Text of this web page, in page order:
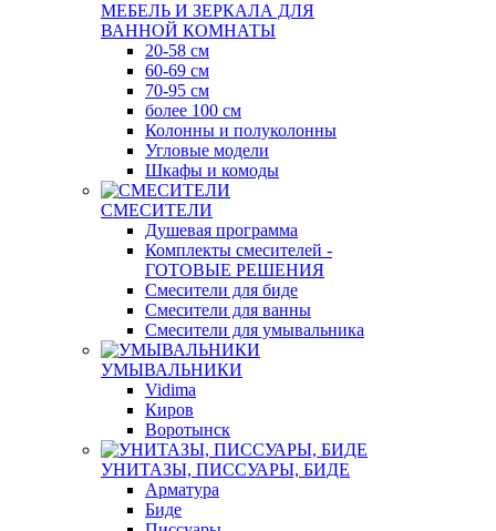
МЕБЕЛЬ И ЗЕРКАЛА ДЛЯ
ВАННОЙ КОМНАТЫ
20-58 см
60-69 см
70-95 см
более 100 см
Колонны и полуколонны
Угловые модели
Шкафы и комоды
СМЕСИТЕЛИ
Душевая программа
Комплекты смесителей -
ГОТОВЫЕ РЕШЕНИЯ
Смесители для биде
Смесители для ванны
Смесители для умывальника
УМЫВАЛЬНИКИ
Vidima
Киров
Воротынск
УНИТАЗЫ, ПИССУАРЫ, БИДЕ
Арматура
Биде